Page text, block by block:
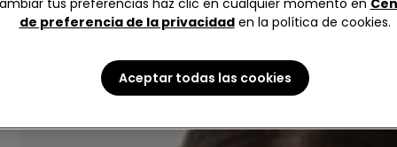
tus preferencias haz clic en cualquier momento en
de preferencia de la privacidaden la política de cookies.
Aceptar todas las cookies